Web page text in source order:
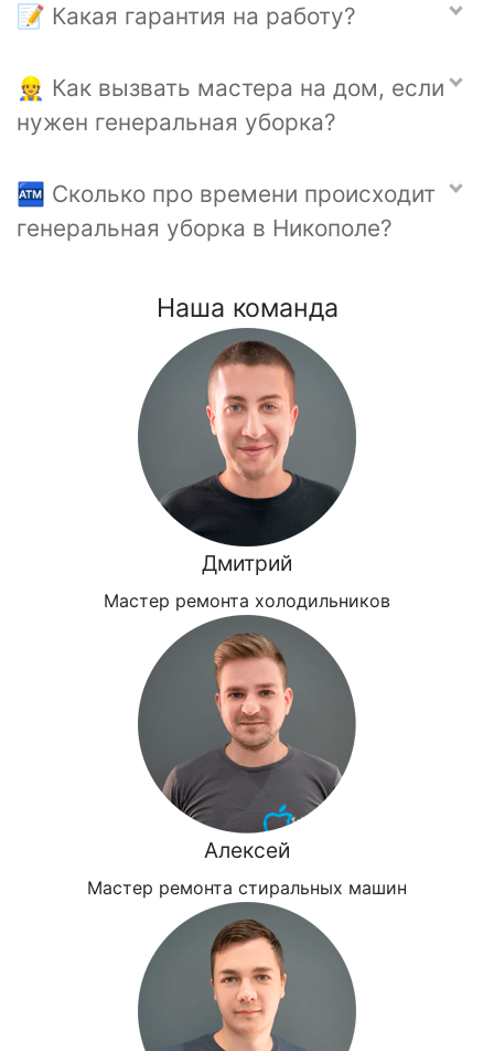
📝 Какая гарантия на работу?
👷 Как вызвать мастера на дом, если
нужен генеральная уборка?
🏧 Сколько про времени происходит
генеральная уборка в Никополе?
Наша команда
Дмитрий
Мастер ремонта холодильников
Алексей
Мастер ремонта стиральных машин